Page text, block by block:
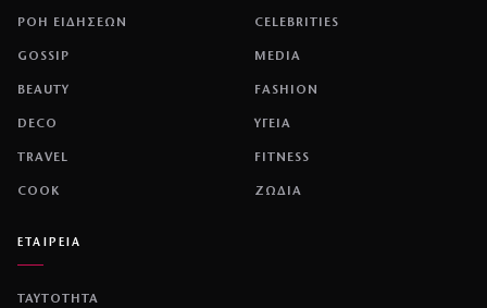
ΡΟΗ ΕΙΔΗΣΕΩΝ CELEBRITIES
GOSSIP MEDIA
BEAUTY FASHION
DECO ΥΓΕΙΑ
TRAVEL FITNESS
COOK ΖΩΔΙΑ
ΕΤΑΙΡΕΙΑ
ΤΑΥΤΟΤΗΤΑ